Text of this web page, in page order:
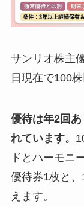
サンリオ株主
日現在で100
優待は年2回
れています。
ドとハーモニ
優待券1枚と
えます。